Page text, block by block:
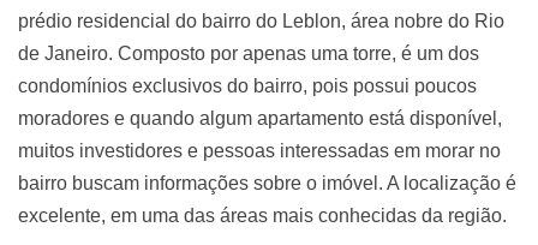
prédio residencial do bairro do Leblon, área nobre do Rio
de Janeiro. Composto por apenas uma torre, é um dos
condomínios exclusivos do bairro, pois possui poucos
moradores e quando algum apartamento está disponível,
muitos investidores e pessoas interessadas em morar no
bairro buscam informações sobre o imóvel. A localização é
excelente, em uma das áreas mais conhecidas da região.